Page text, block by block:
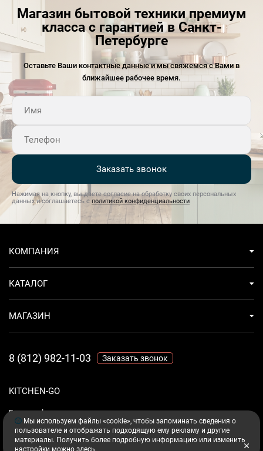
Магазин бытовой техники премиум
класса с гарантией в Санкт-
Петербурге
Оставьте Ваши контактные данные и мы свяжемся с Вами в
ближайшее рабочее время.
Заказать звонок
Нажимая на кнопку, вы даете согласие на обработку своих персональных
данных и соглашаетесь с политикой конфиденциальности
KITCHEN-GO
Ваш комфорт - дело техники.
КОМПАНИЯ
КАТАЛОГ
МАГАЗИН
8 (812) 982-11-03 Заказать звонок
Мы используем файлы «cookie», чтобы запоминать сведения о
пользователе и отображать подходящую ему рекламу и другие
материалы. Получить более подробную информацию или изменить
настройки можно здесь.